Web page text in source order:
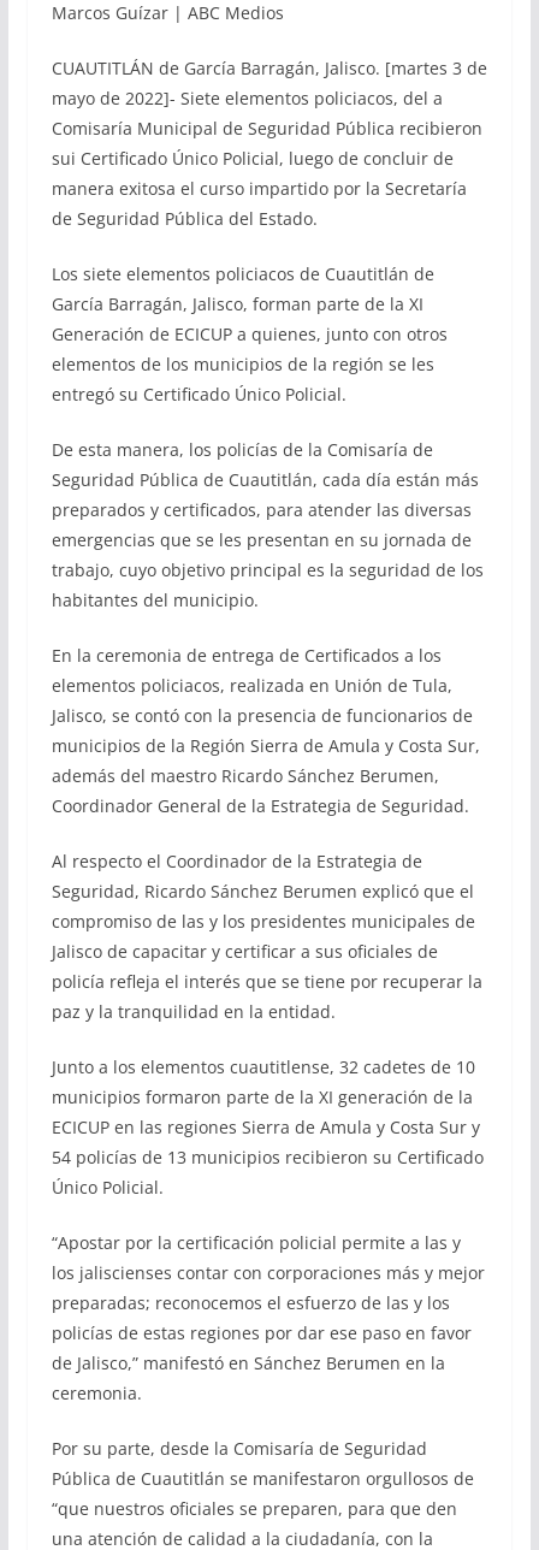
Marcos Guízar | ABC Medios
CUAUTITLÁN de García Barragán, Jalisco. [martes 3 de
mayo de 2022]- Siete elementos policiacos, del a
Comisaría Municipal de Seguridad Pública recibieron
sui Certificado Único Policial, luego de concluir de
manera exitosa el curso impartido por la Secretaría
de Seguridad Pública del Estado.
Los siete elementos policiacos de Cuautitlán de
García Barragán, Jalisco, forman parte de la XI
Generación de ECICUP a quienes, junto con otros
elementos de los municipios de la región se les
entregó su Certificado Único Policial.
De esta manera, los policías de la Comisaría de
Seguridad Pública de Cuautitlán, cada día están más
preparados y certificados, para atender las diversas
emergencias que se les presentan en su jornada de
trabajo, cuyo objetivo principal es la seguridad de los
habitantes del municipio.
En la ceremonia de entrega de Certificados a los
elementos policiacos, realizada en Unión de Tula,
Jalisco, se contó con la presencia de funcionarios de
municipios de la Región Sierra de Amula y Costa Sur,
además del maestro Ricardo Sánchez Berumen,
Coordinador General de la Estrategia de Seguridad.
Al respecto el Coordinador de la Estrategia de
Seguridad, Ricardo Sánchez Berumen explicó que el
compromiso de las y los presidentes municipales de
Jalisco de capacitar y certificar a sus oficiales de
policía refleja el interés que se tiene por recuperar la
paz y la tranquilidad en la entidad.
Junto a los elementos cuautitlense, 32 cadetes de 10
municipios formaron parte de la XI generación de la
ECICUP en las regiones Sierra de Amula y Costa Sur y
54 policías de 13 municipios recibieron su Certificado
Único Policial.
“Apostar por la certificación policial permite a las y
los jaliscienses contar con corporaciones más y mejor
preparadas; reconocemos el esfuerzo de las y los
policías de estas regiones por dar ese paso en favor
de Jalisco,” manifestó en Sánchez Berumen en la
ceremonia.
Por su parte, desde la Comisaría de Seguridad
Pública de Cuautitlán se manifestaron orgullosos de
“que nuestros oficiales se preparen, para que den
una atención de calidad a la ciudadanía, con la